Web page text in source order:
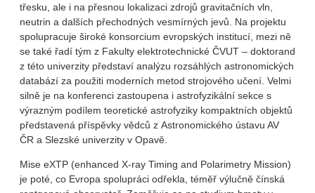
třesku, ale i na přesnou lokalizaci zdrojů gravitačních vln,
neutrin a dalších přechodných vesmírných jevů. Na projektu
spolupracuje široké konsorcium evropských institucí, mezi ně
se také řadí tým z Fakulty elektrotechnické ČVUT – doktorand
z této univerzity představí analýzu rozsáhlých astronomických
databází za použiti moderních metod strojového učení. Velmi
silně je na konferenci zastoupena i astrofyzikální sekce s
výrazným podílem teoretické astrofyziky kompaktních objektů
představená příspěvky vědců z Astronomického ústavu AV
ČR a Slezské univerzity v Opavě.
Mise eXTP (enhanced X-ray Timing and Polarimetry Mission)
je poté, co Evropa spolupráci odřekla, téměř výlučně čínská